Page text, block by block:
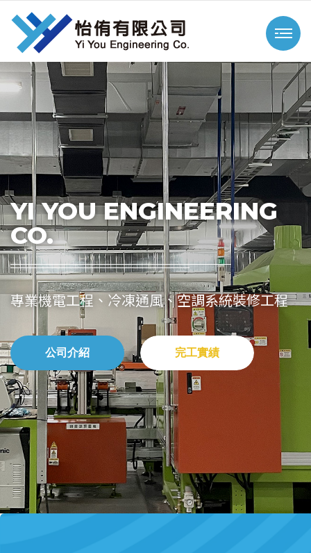
YI YOUENGINEERING
CO.